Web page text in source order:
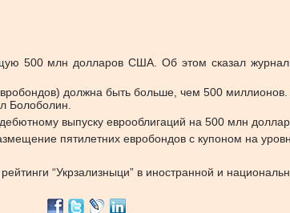
500 млн долларов США. Об этом сказал
должна быть больше, чем 500
Болоболин.
выпуску еврооблигаций на 500 млн
пятилетних евробондов с купоном на
“Укрзализныци” в иностранной и